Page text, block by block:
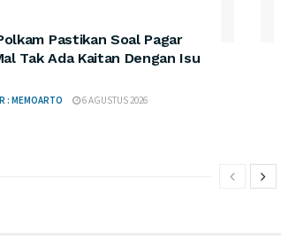
Pastikan Soal Pagar
Tak Ada Kaitan Dengan Isu
: MEMOARTO 6 AGUSTUS 2026